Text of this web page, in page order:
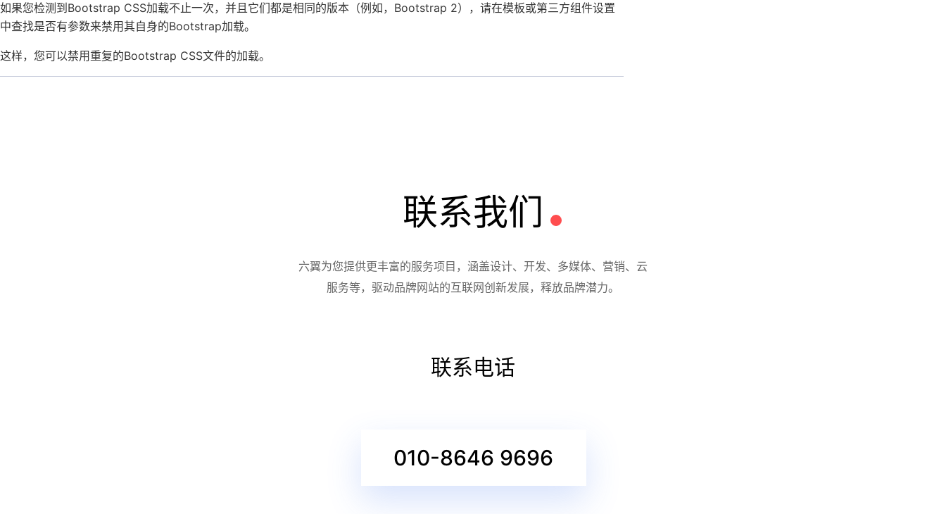
如果您检测到Bootstrap CSS加载不止一次，并且它们都是相同的版本（例如，Bootstrap 2），请在模板或第三方组件设置
中查找是否有参数来禁用其自身的Bootstrap加载。
这样，您可以禁用重复的Bootstrap CSS文件的加载。
联系我们
六翼为您提供更丰富的服务项目，涵盖设计、开发、多媒体、营销、云
服务等，驱动品牌网站的互联网创新发展，释放品牌潜力。
联系电话
010-8646 9696